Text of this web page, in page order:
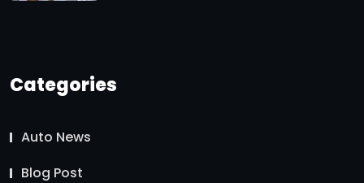
Categories
Auto News
Blog Post